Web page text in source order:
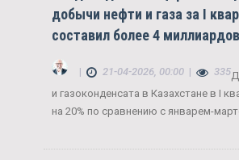
добычи нефти и газа за I
составил более 4
| 21-04-2026, 00:00 | 335
и газоконденсата в Казахстане в I
на 20% по сравнению с январем-